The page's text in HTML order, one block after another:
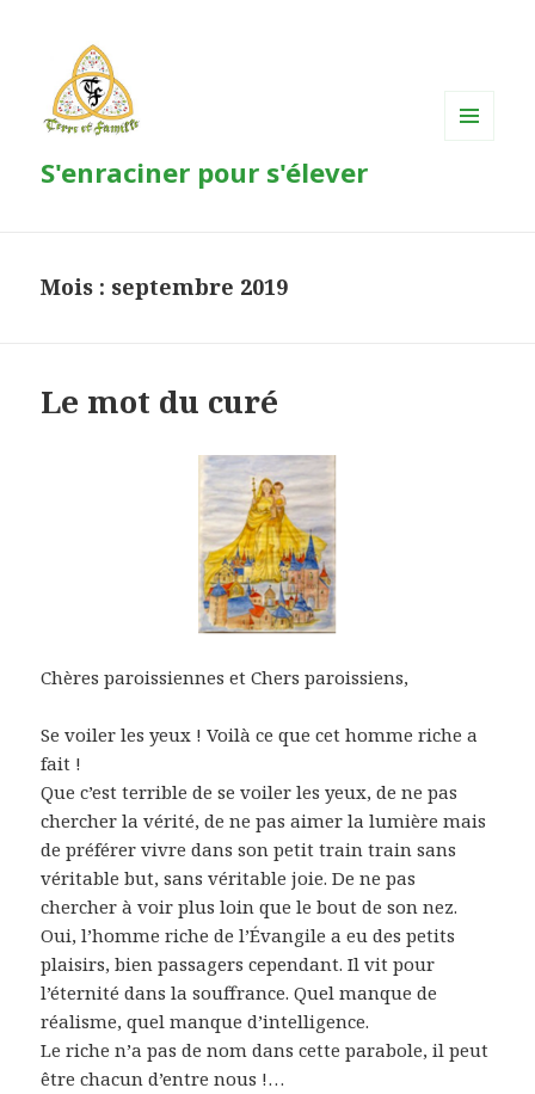
S'enraciner pour s'élever
Mois : septembre 2019
Le mot du curé
Chères paroissiennes et Chers paroissiens,
Se voiler les yeux ! Voilà ce que cet homme riche a
fait !
Que c’est terrible de se voiler les yeux, de ne pas
chercher la vérité, de ne pas aimer la lumière mais
de préférer vivre dans son petit train train sans
véritable but, sans véritable joie. De ne pas
chercher à voir plus loin que le bout de son nez.
Oui, l’homme riche de l’Évangile a eu des petits
plaisirs, bien passagers cependant. Il vit pour
l’éternité dans la souffrance. Quel manque de
réalisme, quel manque d’intelligence.
Le riche n’a pas de nom dans cette parabole, il peut
être chacun d’entre nous !…